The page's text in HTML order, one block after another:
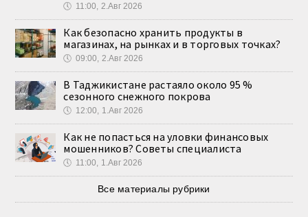
🕔 11:00, 2.Авг 2026
Как безопасно хранить продукты в
магазинах, на рынках и в торговых точках?
🕔 09:00, 2.Авг 2026
В Таджикистане растаяло около 95 %
сезонного снежного покрова
🕔 12:00, 1.Авг 2026
Как не попасться на уловки финансовых
мошенников? Советы специалиста
🕔 11:00, 1.Авг 2026
Все материалы рубрики